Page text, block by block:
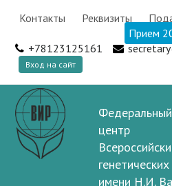
Контакты Реквизиты
Прием
+78123125161
Вход на сайт
центр
имени Н.И.